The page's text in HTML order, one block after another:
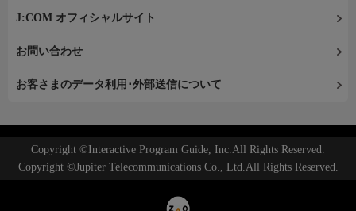
J:COM オフィシャルサイト
お問い合わせ
お客さまのデータ利用･外部送信について
Copyright ©Interactive Program Guide, Inc.All Rights Reserved.
Copyright ©Jupiter Telecommunications Co., Ltd.All Rights Reserved.